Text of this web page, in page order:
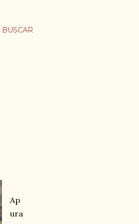
BUSCAR
Ap
ura